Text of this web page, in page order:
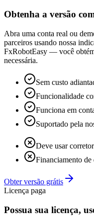
Obtenha a versão
Abra uma conta real ou
parceiros usando nossa
FxRobotEasy — você
necessária.
Sem custo
Funcionalidade
Funciona em
Suportado pela
Deve usar
Financiamento
Obter versão grátis
Licença paga
Possua sua licença,